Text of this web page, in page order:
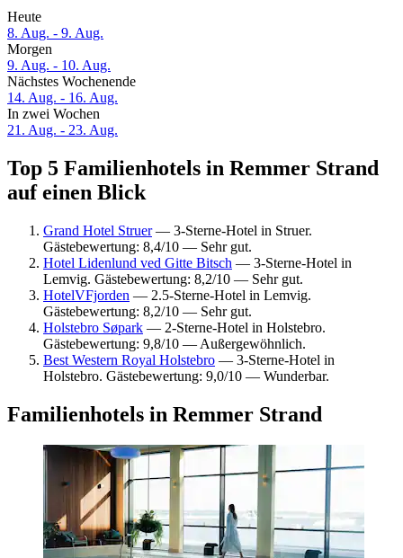
Heute
8. Aug. - 9. Aug.
Morgen
9. Aug. - 10. Aug.
Nächstes Wochenende
14. Aug. - 16. Aug.
In zwei Wochen
21. Aug. - 23. Aug.
Top 5 Familienhotels in Remmer Strand
auf einen Blick
Grand Hotel Struer— 3-Sterne-Hotel in Struer.
Gästebewertung: 8,4/10 — Sehr gut.
Hotel Lidenlund ved Gitte Bitsch — 3-Sterne-Hotel in
Lemvig. Gästebewertung: 8,2/10 — Sehr gut.
HotelVFjorden — 2.5-Sterne-Hotel in Lemvig.
Gästebewertung: 8,2/10 — Sehr gut.
Holstebro Søpark — 2-Sterne-Hotel in Holstebro.
Gästebewertung: 9,8/10 — Außergewöhnlich.
Best Western Royal Holstebro — 3-Sterne-Hotel in
Holstebro. Gästebewertung: 9,0/10 — Wunderbar.
Familienhotels in Remmer Strand